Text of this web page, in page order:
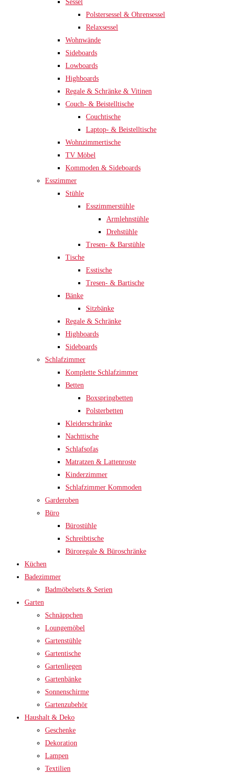
Sessel
Polstersessel & Ohrensessel
Relaxsessel
Wohnwände
Sideboards
Lowboards
Highboards
Regale & Schränke & Vitinen
Couch- & Beistelltische
Couchtische
Laptop- & Beistelltische
Wohnzimmertische
TV Möbel
Kommoden & Sideboards
Esszimmer
Stühle
Esszimmerstühle
Armlehnstühle
Drehstühle
Tresen- & Barstühle
Tische
Esstische
Tresen- & Bartische
Bänke
Sitzbänke
Regale & Schränke
Highboards
Sideboards
Schlafzimmer
Komplette Schlafzimmer
Betten
Boxspringbetten
Polsterbetten
Kleiderschränke
Nachttische
Schlafsofas
Matratzen & Lattenroste
Kinderzimmer
Schlafzimmer Kommoden
Garderoben
Büro
Bürostühle
Schreibtische
Büroregale & Büroschränke
Küchen
Badezimmer
Badmöbelsets & Serien
Garten
Schnäppchen
Loungemöbel
Gartenstühle
Gartentische
Gartenliegen
Gartenbänke
Sonnenschirme
Gartenzubehör
Haushalt & Deko
Geschenke
Dekoration
Lampen
Textilien